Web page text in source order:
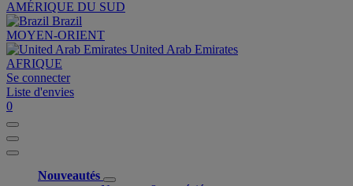
AMÉRIQUE DU SUD
Brazil
MOYEN-ORIENT
United Arab Emirates
AFRIQUE
Se connecter
Liste d'envies
0
Nouveautés